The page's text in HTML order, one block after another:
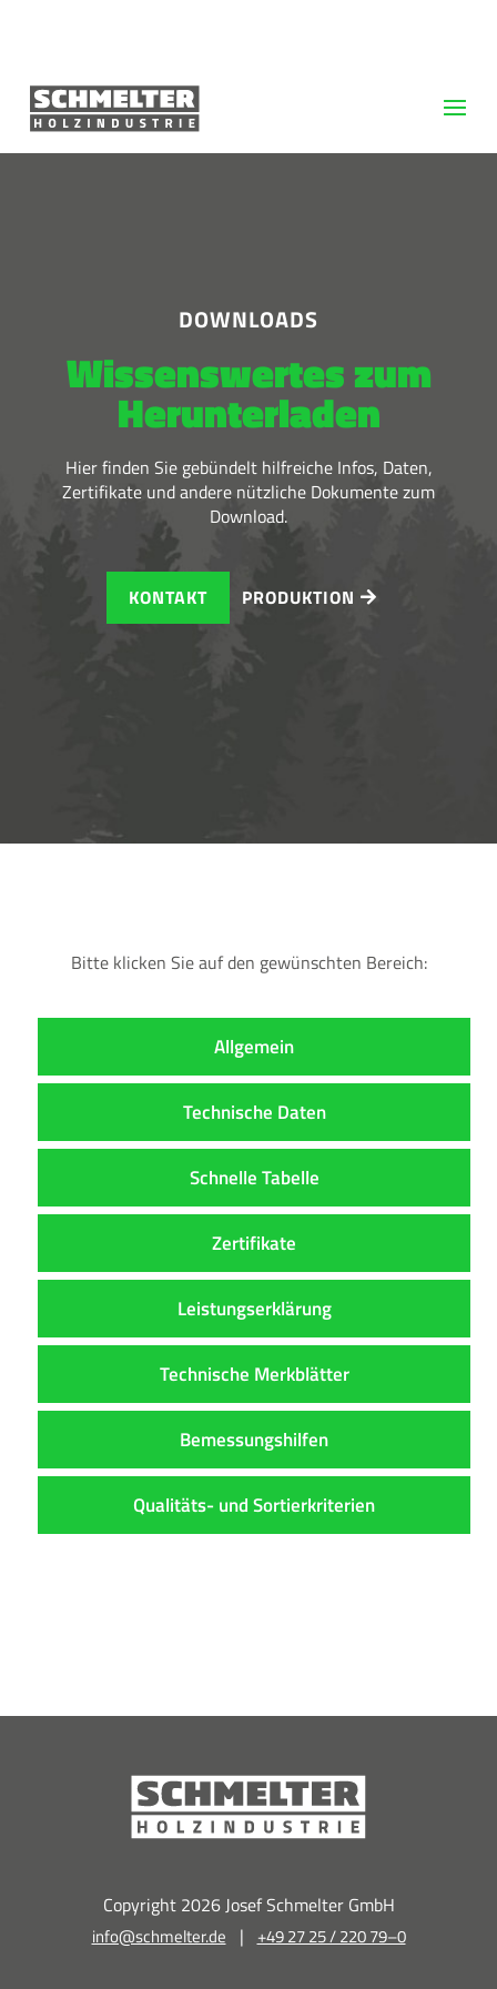
DOWNLOADS
Wissenswertes zum
Herunterladen
Hier finden Sie gebündelt hilfreiche Infos, Daten,
Zertifikate und andere nützliche Dokumente zum
Download.
KONTAKT PRODUKTION
Bitte klicken Sie auf den gewünschten Bereich:
Allgemein
Technische Daten
Schnelle Tabelle
Zertifikate
Leistungserklärung
Technische Merkblätter
Bemessungshilfen
Qualitäts- und Sortierkriterien
Copyright 2026 Josef Schmelter GmbH
info@schmelter.de | +49 27 25 / 220 79–0